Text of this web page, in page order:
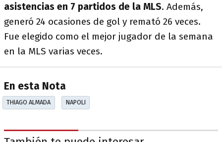
asistencias en 7 partidos de la MLS. Además,
generó 24 ocasiones de gol y remató 26 veces.
Fue elegido como el mejor jugador de la semana
en la MLS varias veces.
En esta Nota
THIAGO ALMADA NAPOLI